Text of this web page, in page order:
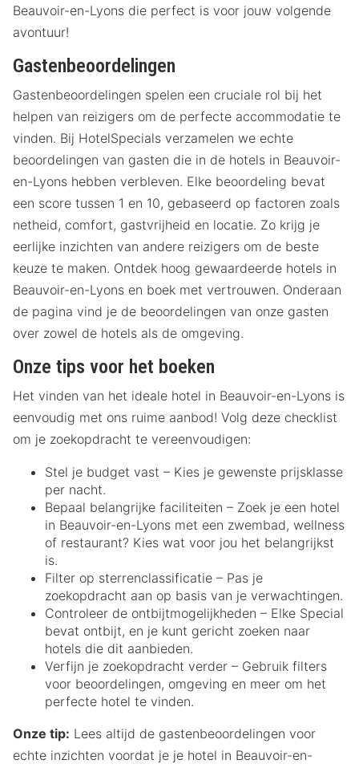
Beauvoir-en-Lyons die perfect is voor jouw volgende
avontuur!
Gastenbeoordelingen
Gastenbeoordelingen spelen een cruciale rol bij het
helpen van reizigers om de perfecte accommodatie te
vinden. Bij HotelSpecials verzamelen we echte
beoordelingen van gasten die in de hotels in Beauvoir-
en-Lyons hebben verbleven. Elke beoordeling bevat
een score tussen 1 en 10, gebaseerd op factoren zoals
netheid, comfort, gastvrijheid en locatie. Zo krijg je
eerlijke inzichten van andere reizigers om de beste
keuze te maken. Ontdek hoog gewaardeerde hotels in
Beauvoir-en-Lyons en boek met vertrouwen. Onderaan
de pagina vind je de beoordelingen van onze gasten
over zowel de hotels als de omgeving.
Onze tips voor het boeken
Het vinden van het ideale hotel in Beauvoir-en-Lyons is
eenvoudig met ons ruime aanbod! Volg deze checklist
om je zoekopdracht te vereenvoudigen:
Stel je budget vast – Kies je gewenste prijsklasse
per nacht.
Bepaal belangrijke faciliteiten – Zoek je een hotel
in Beauvoir-en-Lyons met een zwembad, wellness
of restaurant? Kies wat voor jou het belangrijkst
is.
Filter op sterrenclassificatie – Pas je
zoekopdracht aan op basis van je verwachtingen.
Controleer de ontbijtmogelijkheden – Elke Special
bevat ontbijt, en je kunt gericht zoeken naar
hotels die dit aanbieden.
Verfijn je zoekopdracht verder – Gebruik filters
voor beoordelingen, omgeving en meer om het
perfecte hotel te vinden.
Onze tip: Lees altijd de gastenbeoordelingen voor
echte inzichten voordat je je hotel in Beauvoir-en-